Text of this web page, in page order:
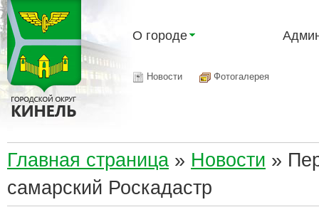
О городе
Новости Фотогалерея
Главная страница » Новости »
самарский Роскадастр